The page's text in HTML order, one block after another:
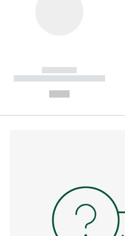
------------
----------- ----------- --------